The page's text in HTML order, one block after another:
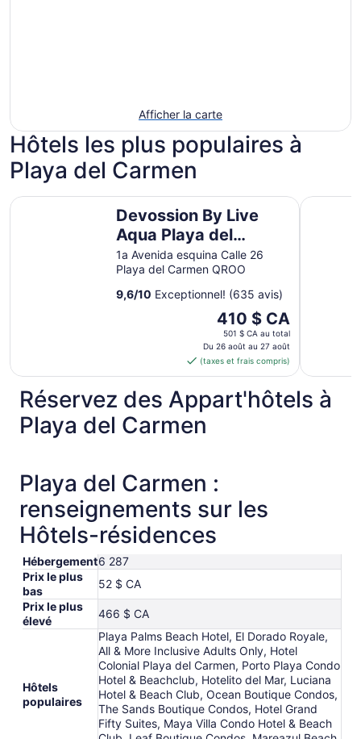
Afficher la carte
Hôtels les plus populaires à
Playa del Carmen
Devossion By Live
Aqua Playa del
Carmen All Inclusive
- Adults Only
1a Avenida esquina Calle 26
Playa del Carmen QROO
9,6/10 Exceptionnel! (635 avis)
Le
prix
est
de 410 $ CA
par
nuit
du 26
410 $ CA
501 $ CA au total
Du 26 août au 27 août
(taxes et frais compris)
Devossion By Live Aqua Playa del Carmen All Inclusive -
Hotel
Réservez des Appart'hôtels à
Playa del Carmen
Playa del Carmen :
renseignements sur les
Hôtels-résidences
Hébergement6 287
Prix le plus
bas
52 $ CA
Prix le plus
élevé
466 $ CA
Hôtels
populaires
Playa Palms Beach Hotel, El Dorado Royale,
All & More Inclusive Adults Only, Hotel
Colonial Playa del Carmen, Porto Playa Condo
Hotel & Beachclub, Hotelito del Mar, Luciana
Hotel & Beach Club, Ocean Boutique Condos,
The Sands Boutique Condos, Hotel Grand
Fifty Suites, Maya Villa Condo Hotel & Beach